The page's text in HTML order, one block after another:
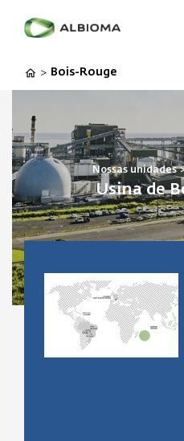
> Bois-Rouge
Nossas unidades
Usina de